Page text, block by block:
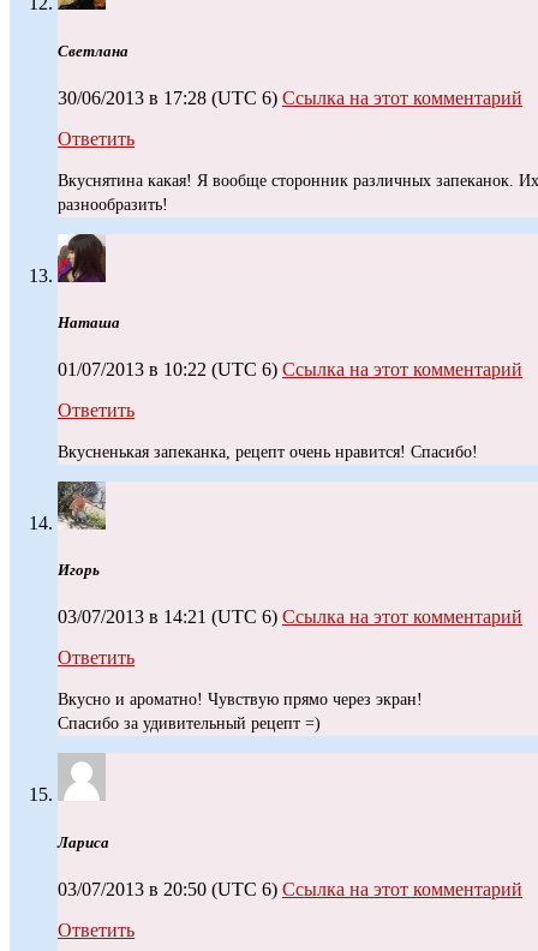
Светлана
30/06/2013 в 17:28 (UTC 6) Ссылка на этот комментарий
Ответить
Вкуснятина какая! Я вообще сторонник различных запеканок.
разнообразить!
Наташа
01/07/2013 в 10:22 (UTC 6) Ссылка на этот комментарий
Ответить
Вкусненькая запеканка, рецепт очень нравится! Спасибо!
Игopь
03/07/2013 в 14:21 (UTC 6) Ссылка на этот комментарий
Ответить
Вкусно и ароматно! Чувствую прямо через экран!
Спасибо за удивительный рецепт =)
Лариса
03/07/2013 в 20:50 (UTC 6) Ссылка на этот комментарий
Ответить